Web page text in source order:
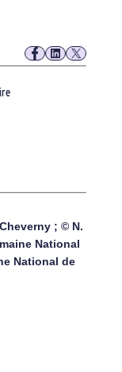
; © N.
National
National de